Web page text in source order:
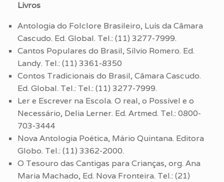
Livros
Antologia do Folclore Brasileiro, Luís da Câmara
Cascudo. Ed. Global. Tel.: (11) 3277-7999.
Cantos Populares do Brasil, Sílvio Romero. Ed.
Landy. Tel.: (11) 3361-8350
Contos Tradicionais do Brasil, Câmara Cascudo.
Ed. Global. Tel.: Tel.: (11) 3277-7999.
Ler e Escrever na Escola. O real, o Possível e o
Necessário, Delia Lerner. Ed. Artmed. Tel.: 0800-
703-3444
Nova Antologia Poética, Mário Quintana. Editora
Globo. Tel.: (11) 3362-2000.
O Tesouro das Cantigas para Crianças, org. Ana
Maria Machado, Ed. Nova Fronteira. Tel.: (21)